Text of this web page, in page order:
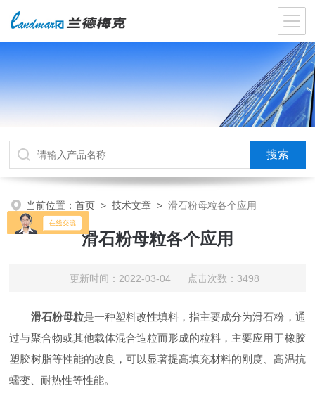
当前位置：首页 >技术文章 >滑石粉母粒各个应用
滑石粉母粒各个应用
更新时间：2022-03-04 点击次数：3498
滑石粉母粒是一种塑料改性填料，指主要成分为滑石粉，通
过与聚合物或其他载体混合造粒而形成的粒料，主要应用于橡胶
塑胶树脂等性能的改良，可以显著提高填充材料的刚度、高温抗
蠕变、耐热性等性能。